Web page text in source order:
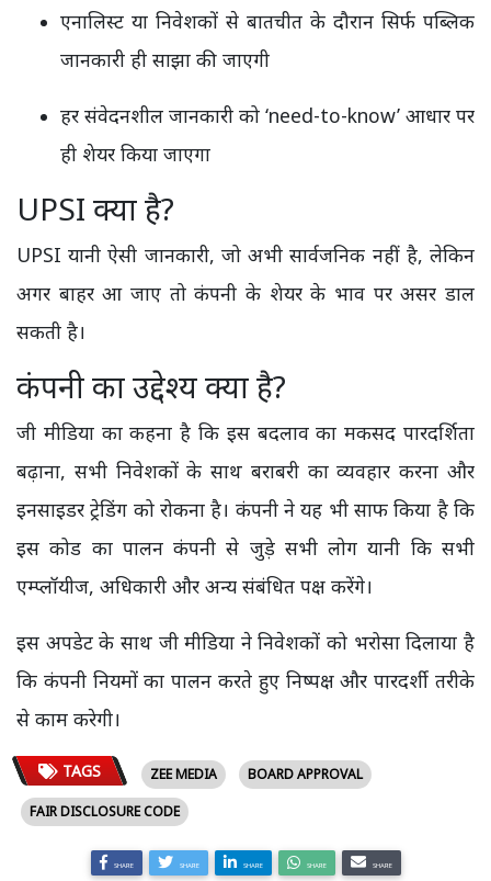
एनालिस्ट या निवेशकों से बातचीत के दौरान सिर्फ पब्लिक
जानकारी ही साझा की जाएगी
हर संवेदनशील जानकारी को ‘need-to-know’ आधार पर
ही शेयर किया जाएगा
UPSI क्या है?
UPSI यानी ऐसी जानकारी, जो अभी सार्वजनिक नहीं है, लेकिन
अगर बाहर आ जाए तो कंपनी के शेयर के भाव पर असर डाल
सकती है।
कंपनी का उद्देश्य क्या है?
जी मीडिया का कहना है कि इस बदलाव का मकसद पारदर्शिता
बढ़ाना, सभी निवेशकों के साथ बराबरी का व्यवहार करना और
इनसाइडर ट्रेडिंग को रोकना है। कंपनी ने यह भी साफ किया है कि
इस कोड का पालन कंपनी से जुड़े सभी लोग यानी कि सभी
एम्प्लॉयीज, अधिकारी और अन्य संबंधित पक्ष करेंगे।
इस अपडेट के साथ जी मीडिया ने निवेशकों को भरोसा दिलाया है
कि कंपनी नियमों का पालन करते हुए निष्पक्ष और पारदर्शी तरीके
से काम करेगी।
TAGS ZEE MEDIA
BOARD APPROVAL
FAIR DISCLOSURE CODE
SHARE SHARE SHARE SHARE SHARE